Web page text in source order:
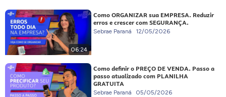
06:24
Como ORGANIZAR sua EMPRESA. Reduzir
erros e crescer com SEGURANÇA.
Sebrae Paraná 12/05/2026
Como definir o PREÇO DE VENDA. Passo a
passo atualizado com PLANILHA
GRATUITA
Sebrae Paraná 05/05/2026